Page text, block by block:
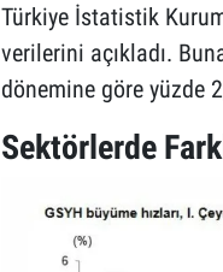
Türkiye İstatistik
verilerini açıkladı.
dönemine göre yüzde
Sektörlerde